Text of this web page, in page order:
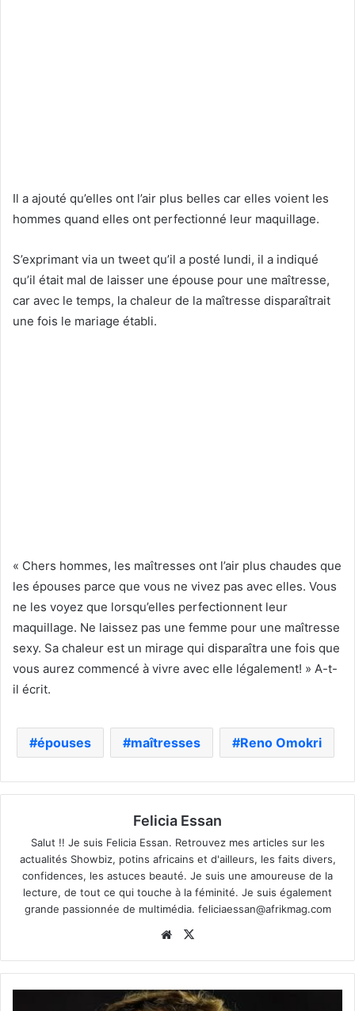
Il a ajouté qu’elles ont l’air plus belles car elles voient les
hommes quand elles ont perfectionné leur maquillage.
S’exprimant via un tweet qu’il a posté lundi, il a indiqué
qu’il était mal de laisser une épouse pour une maîtresse,
car avec le temps, la chaleur de la maîtresse disparaîtrait
une fois le mariage établi.
« Chers hommes, les maîtresses ont l’air plus chaudes que
les épouses parce que vous ne vivez pas avec elles. Vous
ne les voyez que lorsqu’elles perfectionnent leur
maquillage. Ne laissez pas une femme pour une maîtresse
sexy. Sa chaleur est un mirage qui disparaîtra une fois que
vous aurez commencé à vivre avec elle légalement! » A-t-
il écrit.
épouses maîtresses Reno Omokri
Felicia Essan
Salut !! Je suis Felicia Essan. Retrouvez mes articles sur les
actualités Showbiz, potins africains et d'ailleurs, les faits divers,
confidences, les astuces beauté. Je suis une amoureuse de la
lecture, de tout ce qui touche à la féminité. Je suis également
grande passionnée de multimédia. feliciaessan@afrikmag.com
Website